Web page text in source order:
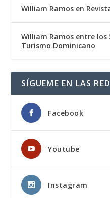
William Ramos en
William Ramos entre los
Turismo Dominicano
SÍGUEME EN LAS
Facebook
Youtube
Instagram